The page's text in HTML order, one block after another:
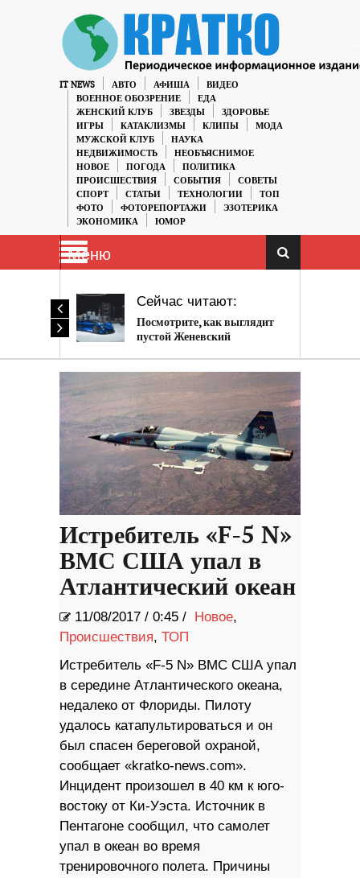
IT NEWS АВТО АФИША
ВИДЕО
ВОЕННОЕ ОБОЗРЕНИЕ
ЕДА
ЖЕНСКИЙ КЛУБ
ЗВЕЗДЫ
ЗДОРОВЬЕ
ИГРЫ
КАТАКЛИЗМЫ КЛИПЫ
МОДА
МУЖСКОЙ КЛУБ
НАУКА
НЕДВИЖИМОСТЬ
НЕОБЪЯСНИМОЕ
НОВОЕ
ПОГОДА
ПОЛИТИКА
ПРОИСШЕСТВИЯ
СОБЫТИЯ
СОВЕТЫ
СПОРТ
СТАТЬИ ТЕХНОЛОГИИ
ТОП
ФОТО
ФОТОРЕПОРТАЖИ
ЭЗОТЕРИКА
ЭКОНОМИКА
ЮМОР
Меню
Сейчас читают:
Посмотрите, как выглядит
пустой Женевский
Истребитель «F-5 N»
ВМС США упал в
Атлантический океан
11/08/2017 / 0:45 / Новое,
Происшествия, ТОП
Истребитель «F-5 N» ВМС США упал
в середине Атлантического океана,
недалеко от Флориды. Пилоту
удалось катапультироваться и он
был спасен береговой охраной,
сообщает «kratko-news.com».
Инцидент произошел в 40 км к юго-
востоку от Ки-Уэста. Источник в
Пентагоне сообщил, что самолет
упал в океан во время
тренировочного полета. Причины